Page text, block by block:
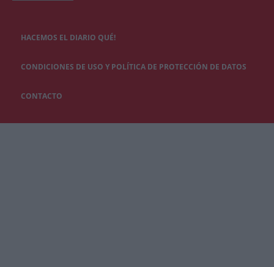
HACEMOS EL DIARIO QUÉ!
CONDICIONES DE USO Y POLÍTICA DE PROTECCIÓN DE DATOS
CONTACTO